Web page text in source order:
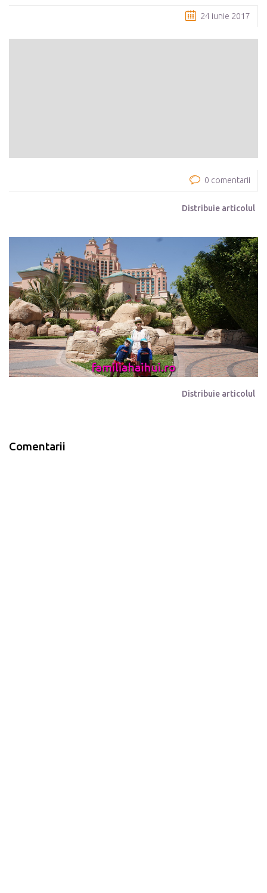
24 iunie 2017
0 comentarii
Distribuie articolul
Distribuie articolul
Comentarii